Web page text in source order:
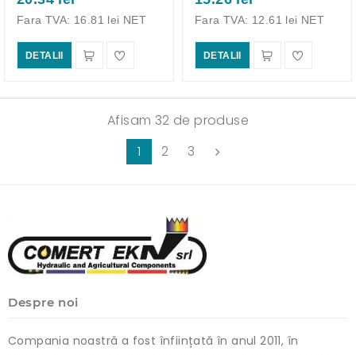
Fara TVA: 16.81 lei NET
DETALII
Fara TVA: 12.61 lei NET
DETALII
Afisam 32 de produse
1
2 3
Despre noi
Compania noastră a fost înființată în anul 2011, în